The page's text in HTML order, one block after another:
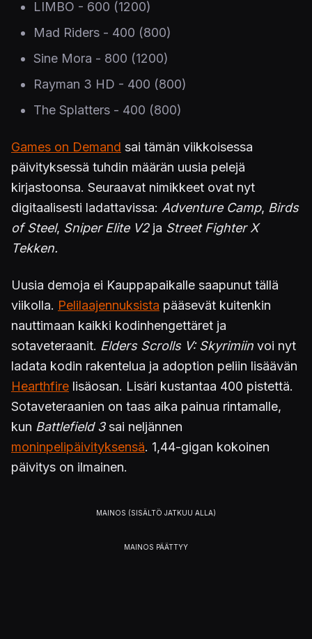
LIMBO - 600 (1200)
Mad Riders - 400 (800)
Sine Mora - 800 (1200)
Rayman 3 HD - 400 (800)
The Splatters - 400 (800)
Games on Demand sai tämän viikkoisessa
päivityksessä tuhdin määrän uusia pelejä
kirjastoonsa. Seuraavat nimikkeet ovat nyt
digitaalisesti ladattavissa: Adventure Camp, Birds
of Steel, Sniper Elite V2ja Street Fighter X
Tekken.
Uusia demoja ei Kauppapaikalle saapunut tällä
viikolla. Pelilaajennuksista pääsevät kuitenkin
nauttimaan kaikki kodinhengettäret ja
sotaveteraanit. Elders Scrolls V: Skyrimiin voi nyt
ladata kodin rakentelua ja adoption peliin lisäävän
Hearthfire lisäosan. Lisäri kustantaa 400 pistettä.
Sotaveteraanien on taas aika painua rintamalle,
kun Battlefield 3sai neljännen
moninpelipäivityksensä. 1,44-gigan kokoinen
päivitys on ilmainen.